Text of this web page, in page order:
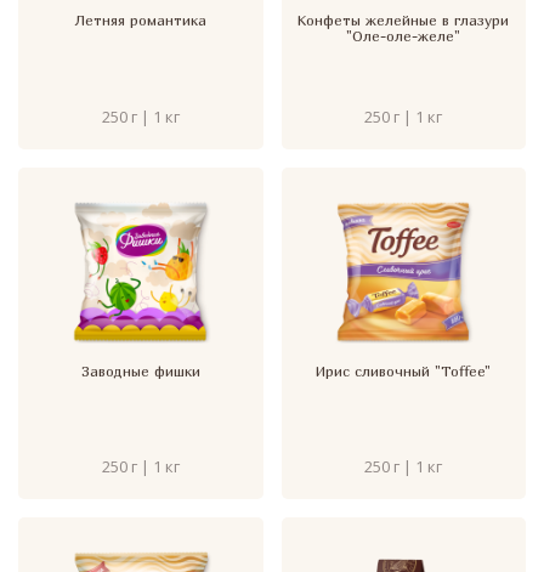
Летняя романтика
250 г | 1 кг
Конфеты желейные в глазури
"Оле-оле-желе"
250 г | 1 кг
Заводные фишки
250 г | 1 кг
Ирис сливочный "Toffee"
250 г | 1 кг